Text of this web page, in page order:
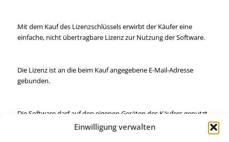
Einwilligung verwalten
Mit dem Kauf des Lizenzschlüssels erwirbt der Käufer eine
einfache, nicht übertragbare Lizenz zur Nutzung der Software.
Die Lizenz ist an die beim Kauf angegebene E-Mail-Adresse
gebunden.
Die Software darf auf den eigenen Geräten des Käufers genutzt
werden, jedoch nicht an Dritte weitergegeben, verkauft oder
öffentlich bereitgestellt werden.